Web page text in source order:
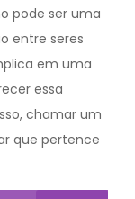
pode ser uma
entre seres
em uma
essa
chamar um
que pertence